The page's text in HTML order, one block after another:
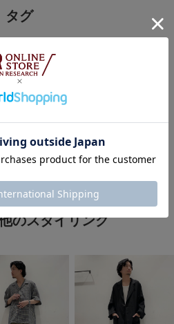
タグ
#暑い
ュアル
のスタイリング